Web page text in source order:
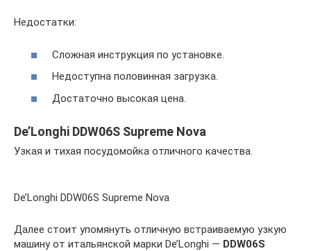
Недостатки:
Сложная инструкция по установке.
Недоступна половинная загрузка.
Достаточно высокая цена.
De’Longhi DDW06S Supreme Nova
Узкая и тихая посудомойка отличного качества.
De’Longhi DDW06S Supreme Nova
Далее стоит упомянуть отличную встраиваемую узкую
машину от итальянской марки De’Longhi — DDW06S